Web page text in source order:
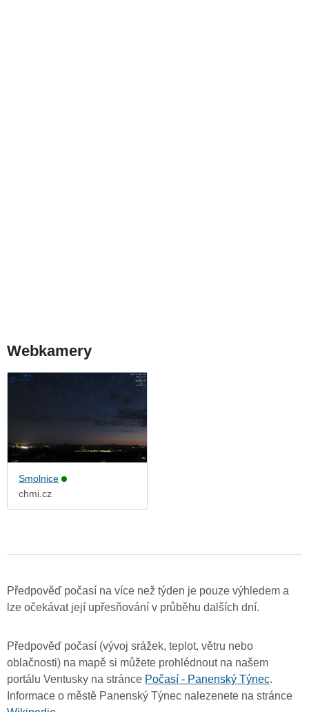
Webkamery
Smolnice
chmi.cz
Předpověď počasí na více než týden je pouze výhledem a
lze očekávat její upřesňování v průběhu dalších dní.
Předpověď počasí (vývoj srážek, teplot, větru nebo
oblačnosti) na mapě si můžete prohlédnout na našem
portálu Ventusky na stránce Počasí - Panenský Týnec.
Informace o městě Panenský Týnec nalezenete na stránce